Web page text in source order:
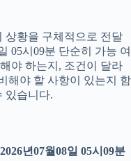
상황을 구체적으로 전달
05시09분 단순히 가능 여
야 하는지, 조건이 달라
해야 할 사항이 있는지 함
있습니다.
년07월08일 05시09분